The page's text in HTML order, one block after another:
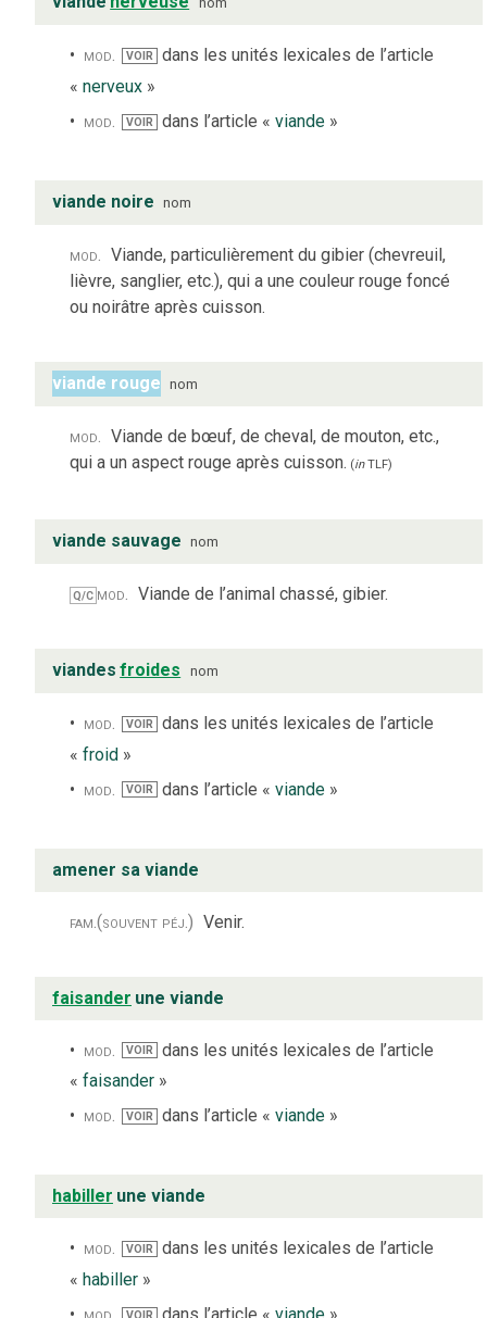
mod. VOIR dans les unités lexicales de l’article
« nerveux »
mod.
VOIR dans l’article « viande»
viande noire nom
mod.
Viande, particulièrement du gibier (chevreuil,
lièvre, sanglier, etc.), qui a une couleur rouge foncé
ou noirâtre après cuisson.
viande rouge nom
mod.
Viande de bœuf, de cheval, de mouton, etc.,
qui a un aspect rouge après cuisson. (inTLF)
viande sauvage nom
Q/C mod. Viande de l’animal chassé, gibier.
viandes froides nom
mod. VOIR dans les unités lexicales de l’article
« froid »
mod.
VOIR dans l’article « viande»
amener sa viande
fam. (souvent péj.) Venir.
faisander une viande
mod. VOIR
dans les unités lexicales de l’article
« faisander »
mod.
VOIR dans l’article « viande»
habiller une viande
mod. VOIR
dans les unités lexicales de l’article
« habiller »
VOIR